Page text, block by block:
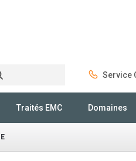
Service
Traités EMC Domaines